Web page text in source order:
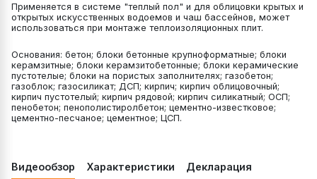
Применяется в системе "теплый пол" и для облицовки крытых и
открытых искусственных водоемов и чаш бассейнов, может
использоваться при монтаже теплоизоляционных плит.
Основания: бетон; блоки бетонные крупноформатные; блоки
керамзитные; блоки керамзитобетонные; блоки керамические
пустотелые; блоки на пористых заполнителях; газобетон;
газоблок; газосиликат; ДСП; кирпич; кирпич облицовочный;
кирпич пустотелый; кирпич рядовой; кирпич силикатный; ОСП;
пенобетон; пенополистиролбетон; цементно-известковое;
цементно-песчаное; цементное; ЦСП.
Видеообзор Характеристики Декларация